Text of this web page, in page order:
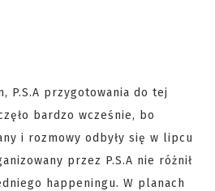
P.S.A przygotowania do tej
bardzo wcześnie, bo
i rozmowy odbyły się w lipcu
przez P.S.A nie różnił
happeningu. W planach